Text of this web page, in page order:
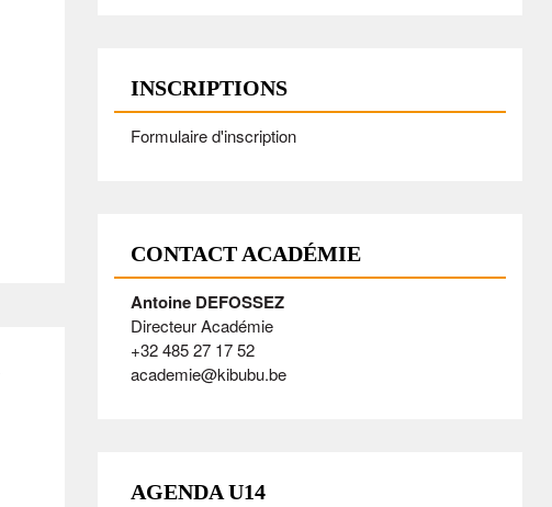
INSCRIPTIONS
Formulaire d'inscription
CONTACT ACADÉMIE
Antoine DEFOSSEZ
Directeur Académie
+32 485 27 17 52
academie@kibubu.be
AGENDA U14